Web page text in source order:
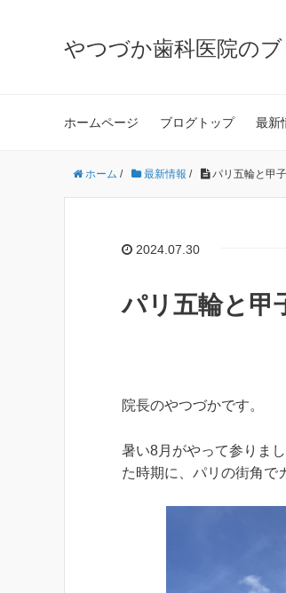
やつづか歯科医院の
ホームページ ブログトップ 最新
ホーム / 最新情報 / パリ五輪と甲
2024.07.30
パリ五輪と甲
院長のやつづかです。
暑い8月がやって参りま
た時期に、パリの街角で